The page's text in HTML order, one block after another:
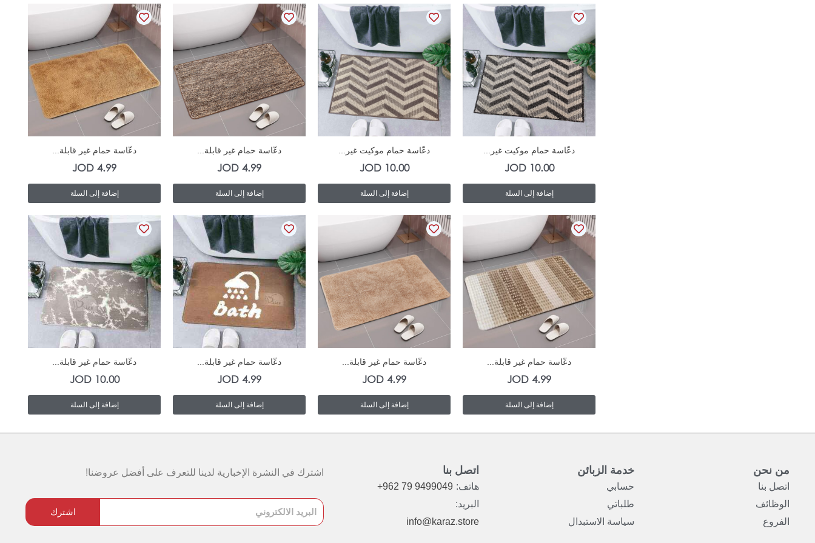
المنتج
In Stock
دعّاسة حمام موكيت غير...
10.00
JOD
إضافة إلى السلة
In Stock
دعّاسة حمام موكيت غير...
10.00
JOD
إضافة إلى السلة
In Stock
دعّاسة حمام غير قابلة...
4.99
JOD
إضافة إلى السلة
In Stock
دعّاسة حمام غير قابلة...
4.99
JOD
إضافة إلى السلة
In Stock
دعّاسة حمام غير قابلة...
4.99
JOD
إضافة إلى السلة
In Stock
دعّاسة حمام غير قابلة...
4.99
JOD
إضافة إلى السلة
In Stock
دعّاسة حمام غير قابلة...
4.99
JOD
إضافة إلى السلة
In Stock
دعّاسة حمام غير قابلة...
10.00
JOD
إضافة إلى السلة
من نحن
اتصل بنا
الوظائف
الفروع
خدمة الزبائن
حسابي
طلباتي
سياسة الاستبدال
اتصل بنا
هاتف: +962 79 9499049
البريد:
info@karaz.store
اشترك في النشرة الإخبارية لدينا للتعرف على أفضل عروضنا!
اشترك